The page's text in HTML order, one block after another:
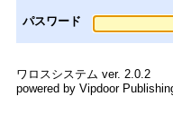
パスワード
ワロスシステム ver. 2.0.2
powered by Vipdoor